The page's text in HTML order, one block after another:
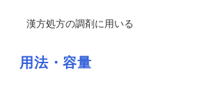
漢方処方の調剤に用いる
用法・容量